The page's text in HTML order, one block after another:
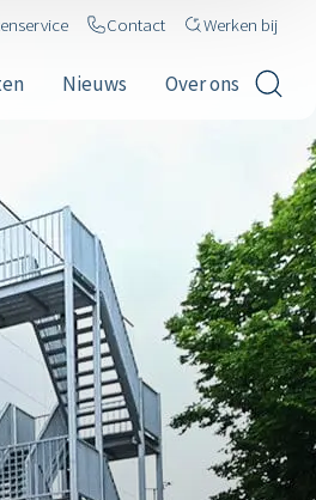
Contact Werken bij
Nieuws Over ons